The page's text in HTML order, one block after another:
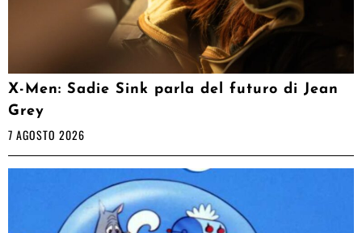
X-Men: Sadie Sink parla del futuro di Jean
Grey
7 AGOSTO 2026